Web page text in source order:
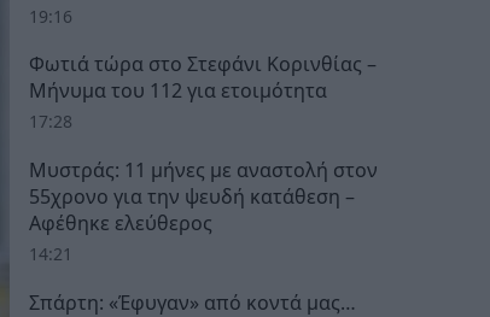
19:16
Φωτιά τώρα στο Στεφάνι Κορινθίας –
Μήνυμα του 112 για ετοιμότητα
17:28
Μυστράς: 11 μήνες με αναστολή στον
55χρονο για την ψευδή κατάθεση –
Αφέθηκε ελεύθερος
14:21
Σπάρτη: «Έφυγαν» από κοντά μας…